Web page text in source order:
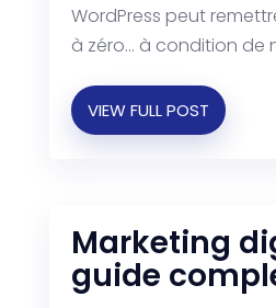
WordPress peut
à zéro… à condition de
VIEW FULL POST
Marketing
guide